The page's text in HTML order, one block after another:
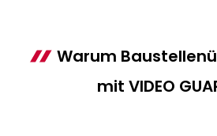
Warum
mit VIDEO